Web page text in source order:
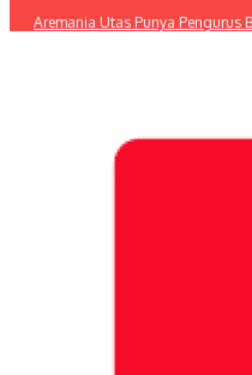
Aremania Utas Punya Pengurus